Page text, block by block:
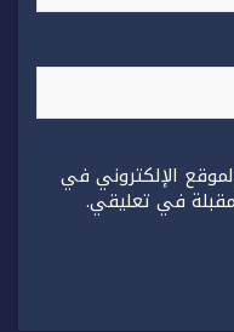
الإلكتروني في
في تعليقي.